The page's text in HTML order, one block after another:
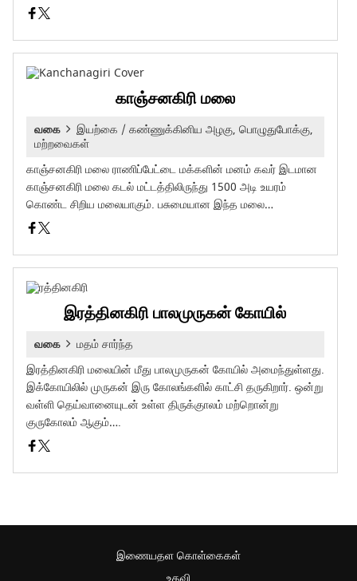
காஞ்சனகிரி மலை
வகை
இயற்கை / கண்ணுக்கினிய அழகு, பொழுதுபோக்கு,
மற்றவைகள்
காஞ்சனகிரி மலை ராணிப்பேட்டை மக்களின் மனம் கவர் இடமான
காஞ்சனகிரி மலை கடல் மட்டத்திலிருந்து 1500 அடி உயரம்
கொண்ட சிறிய மலையாகும். பசுமையான இந்த மலை…
இரத்தினகிரி பாலமுருகன் கோயில்
வகை
மதம் சார்ந்த
இரத்தினகிரி மலையின் மீது பாலமுருகன் கோயில் அமைந்துள்ளது.
இக்கோயிலில் முருகன் இரு கோலங்களில் காட்சி தருகிறார். ஒன்று
வள்ளி தெய்வானையுடன் உள்ள திருக்குாலம் மற்றொன்று
குருகோலம் ஆகும்….
இணையதள கொள்கைகள்